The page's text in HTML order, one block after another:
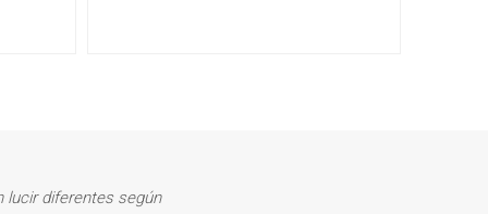
lucir diferentes según